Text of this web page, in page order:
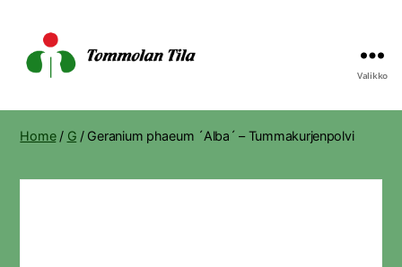
Tila
Valikko
Home/ G / Geranium phaeum ´Alba´ – Tummakurjenpolvi